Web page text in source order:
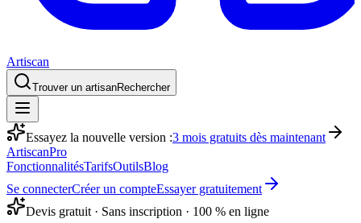
Artiscan
Trouver un artisanRechercher
Essayez la nouvelle version :3 mois gratuits dès maintenant
ArtiscanPro
FonctionnalitésTarifsOutilsBlog
Se connecterCréer un compteEssayer gratuitement
Devis gratuit · Sans inscription · 100 % en ligne